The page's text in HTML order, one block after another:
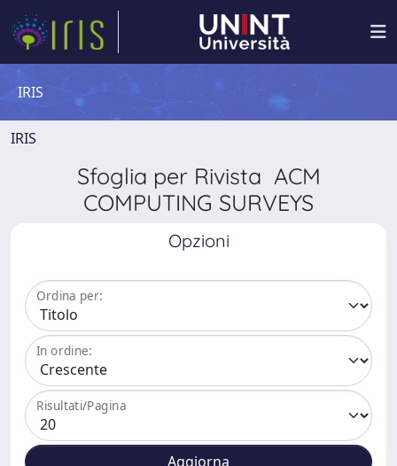
IRIS
IRIS
Sfoglia per Rivista ACM
COMPUTING SURVEYS
Opzioni
Ordina per:
In ordine:
Risultati/Pagina